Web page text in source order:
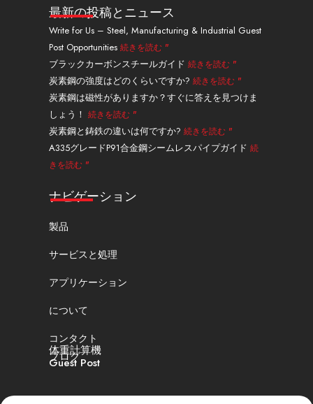
ト
イ
ン
t
u
b
e
ス
・
ツ
イ
ッ
タ
ー
レ
ス
ト
グ
ラ
ブ
ッ
最新の投稿とニュース
Write for Us – Steel, Manufacturing & Industrial Guest
Post Opportunities 続きを読む "
ブラックカーボンスチールガイド 続きを読む "
炭素鋼の強度はどのくらいですか? 続きを読む "
炭素鋼は磁性がありますか？すぐに答えを見つけま
しょう！ 続きを読む "
炭素鋼と鋳鉄の違いは何ですか? 続きを読む "
A335グレードP91合金鋼シームレスパイプガイド 続
きを読む "
ナビゲーション
製品
サービスと処理
アプリケーション
について
コンタクト
体重計算機
ブログ
Guest Post